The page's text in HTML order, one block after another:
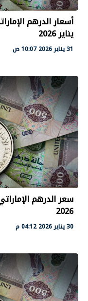
يناير 2026
31 يناير 2026 10:07 ص
2026
30 يناير 2026 04:12 م